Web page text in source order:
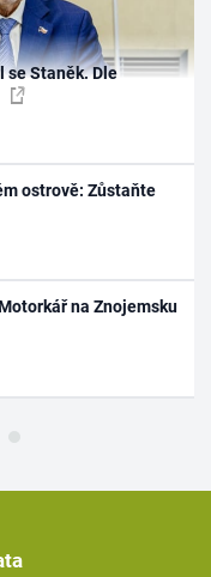
se Staněk. Dle
ostrově: Zůstaňte
na Znojemsku